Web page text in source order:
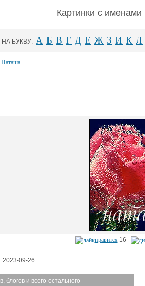
Картинки с
БУКВУ: А Б В Г Д Е Ж З И К Л
Наташа
нравится 16
2023-09-26
блогов и всего остального